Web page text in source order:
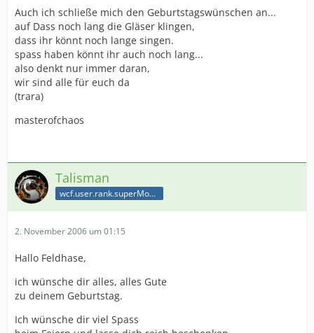
Auch ich schließe mich den Geburtstagswünschen an...
auf Dass noch lang die Gläser klingen,
dass ihr könnt noch lange singen.
spass haben könnt ihr auch noch lang...
also denkt nur immer daran,
wir sind alle für euch da
(trara)
masterofchaos
Talisman
wcf.user.rank.superModerator
2. November 2006 um 01:15
Hallo Feldhase,
ich wünsche dir alles, alles Gute
zu deinem Geburtstag.
Ich wünsche dir viel Spass